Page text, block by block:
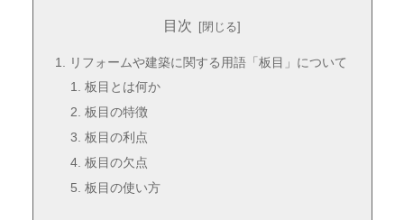
目次
リフォームや建築に関する用語「板目」について
板目とは何か
板目の特徴
板目の利点
板目の欠点
板目の使い方